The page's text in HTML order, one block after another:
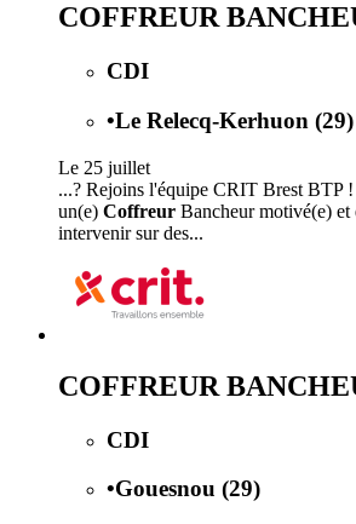
COFFREUR
CDI
•Le Relecq-Kerhuon (29)
Le 25 juillet
...? Rejoins l'équipe CRIT Brest BTP
un(e) Coffreur Bancheur motivé(e)
intervenir sur des...
COFFREUR
CDI
•Gouesnou (29)